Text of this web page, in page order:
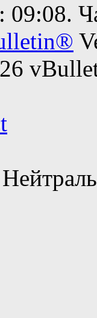
09:08.